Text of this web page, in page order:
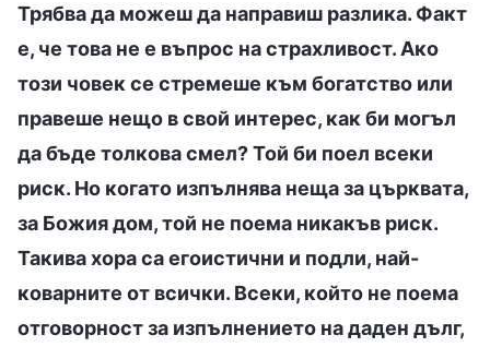
Трябва да можеш да направиш разлика. Факт
е, че това не е въпрос на страхливост. Ако
този човек се стремеше към богатство или
правеше нещо в свой интерес, как би могъл
да бъде толкова смел? Той би поел всеки
риск. Но когато изпълнява неща за църквата,
за Божия дом, той не поема никакъв риск.
Такива хора са егоистични и подли, най-
коварните от всички. Всеки, който не поема
отговорност за изпълнението на даден дълг,